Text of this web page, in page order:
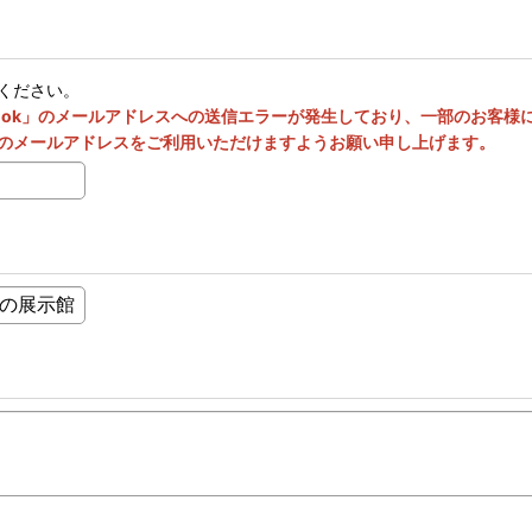
さい。
のメールアドレスへの送信エラーが発生しており、一部のお客様
ールアドレスをご利用いただけますようお願い申し上げます。